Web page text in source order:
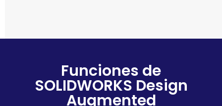
Funciones de
SOLIDWORKS Design
Augmented